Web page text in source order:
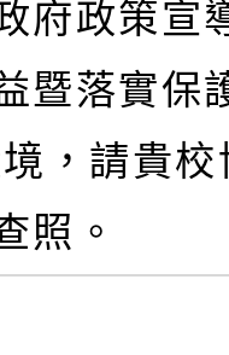
府政策宣
暨落實保
，請貴
照。